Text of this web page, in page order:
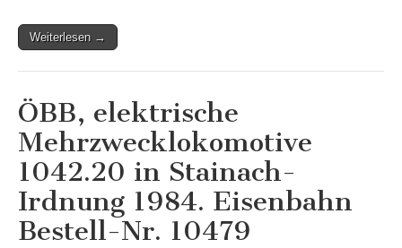
Weiterlesen →
ÖBB, elektrische
Mehrzwecklokomotive
1042.20 in Stainach-
Irdnung 1984. Eisenbahn
Bestell-Nr. 10479